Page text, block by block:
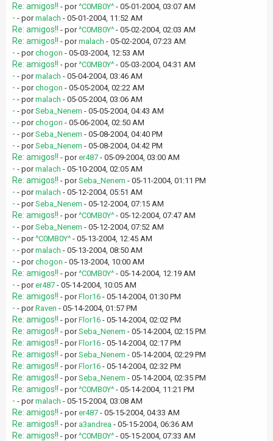
Re: amigos!! - por^C0MB0Y^ - 05-01-2004, 03:07 AM
- - pormalach - 05-01-2004, 11:52 AM
Re: amigos!! - por^C0MB0Y^ - 05-02-2004, 02:03 AM
Re: amigos!! - pormalach - 05-02-2004, 07:23 AM
- - porchogon - 05-03-2004, 12:53 AM
Re: amigos!! - por^C0MB0Y^ - 05-03-2004, 04:31 AM
- - pormalach - 05-04-2004, 03:46 AM
- - porchogon - 05-05-2004, 02:22 AM
- - pormalach - 05-05-2004, 03:06 AM
- - porSeba_Nenem - 05-05-2004, 04:43 AM
- - porchogon - 05-06-2004, 02:50 AM
- - porSeba_Nenem - 05-08-2004, 04:40 PM
- - porSeba_Nenem - 05-08-2004, 04:42 PM
Re: amigos!! - porer487 - 05-09-2004, 03:00 AM
- - pormalach - 05-10-2004, 02:05 AM
Re: amigos!! - porSeba_Nenem - 05-11-2004, 01:11 PM
- - pormalach - 05-12-2004, 05:51 AM
- - porSeba_Nenem - 05-12-2004, 07:15 AM
Re: amigos!! - por^C0MB0Y^ - 05-12-2004, 07:47 AM
- - porSeba_Nenem - 05-12-2004, 07:52 AM
- - por^C0MB0Y^ - 05-13-2004, 12:45 AM
- - pormalach - 05-13-2004, 08:50 AM
- - porchogon - 05-13-2004, 10:00 AM
Re: amigos!! - por^C0MB0Y^ - 05-14-2004, 12:19 AM
- - porer487 - 05-14-2004, 10:05 AM
Re: amigos!! - porFlor16 - 05-14-2004, 01:30 PM
- - porRaven - 05-14-2004, 01:57 PM
Re: amigos!! - porFlor16 - 05-14-2004, 02:02 PM
Re: amigos!! - porSeba_Nenem - 05-14-2004, 02:15 PM
Re: amigos!! - porFlor16 - 05-14-2004, 02:17 PM
Re: amigos!! - porSeba_Nenem - 05-14-2004, 02:29 PM
Re: amigos!! - porFlor16 - 05-14-2004, 02:32 PM
Re: amigos!! - porSeba_Nenem - 05-14-2004, 02:35 PM
Re: amigos!! - por^C0MB0Y^ - 05-14-2004, 11:21 PM
- - pormalach - 05-15-2004, 03:08 AM
Re: amigos!! - porer487 - 05-15-2004, 04:33 AM
Re: amigos!! - por a3andrea - 05-15-2004, 06:36 AM
Re: amigos!! - por^C0MB0Y^ - 05-15-2004, 07:33 AM